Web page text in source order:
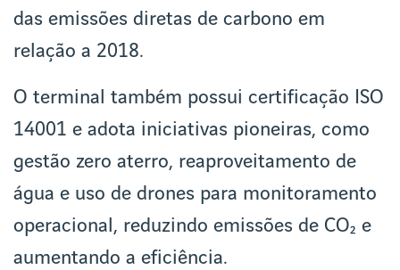
das emissões diretas de carbono em
relação a 2018.
O terminal também possui certificação ISO
14001 e adota iniciativas pioneiras, como
gestão zero aterro, reaproveitamento de
água e uso de drones para monitoramento
operacional, reduzindo emissões de CO₂ e
aumentando a eficiência.